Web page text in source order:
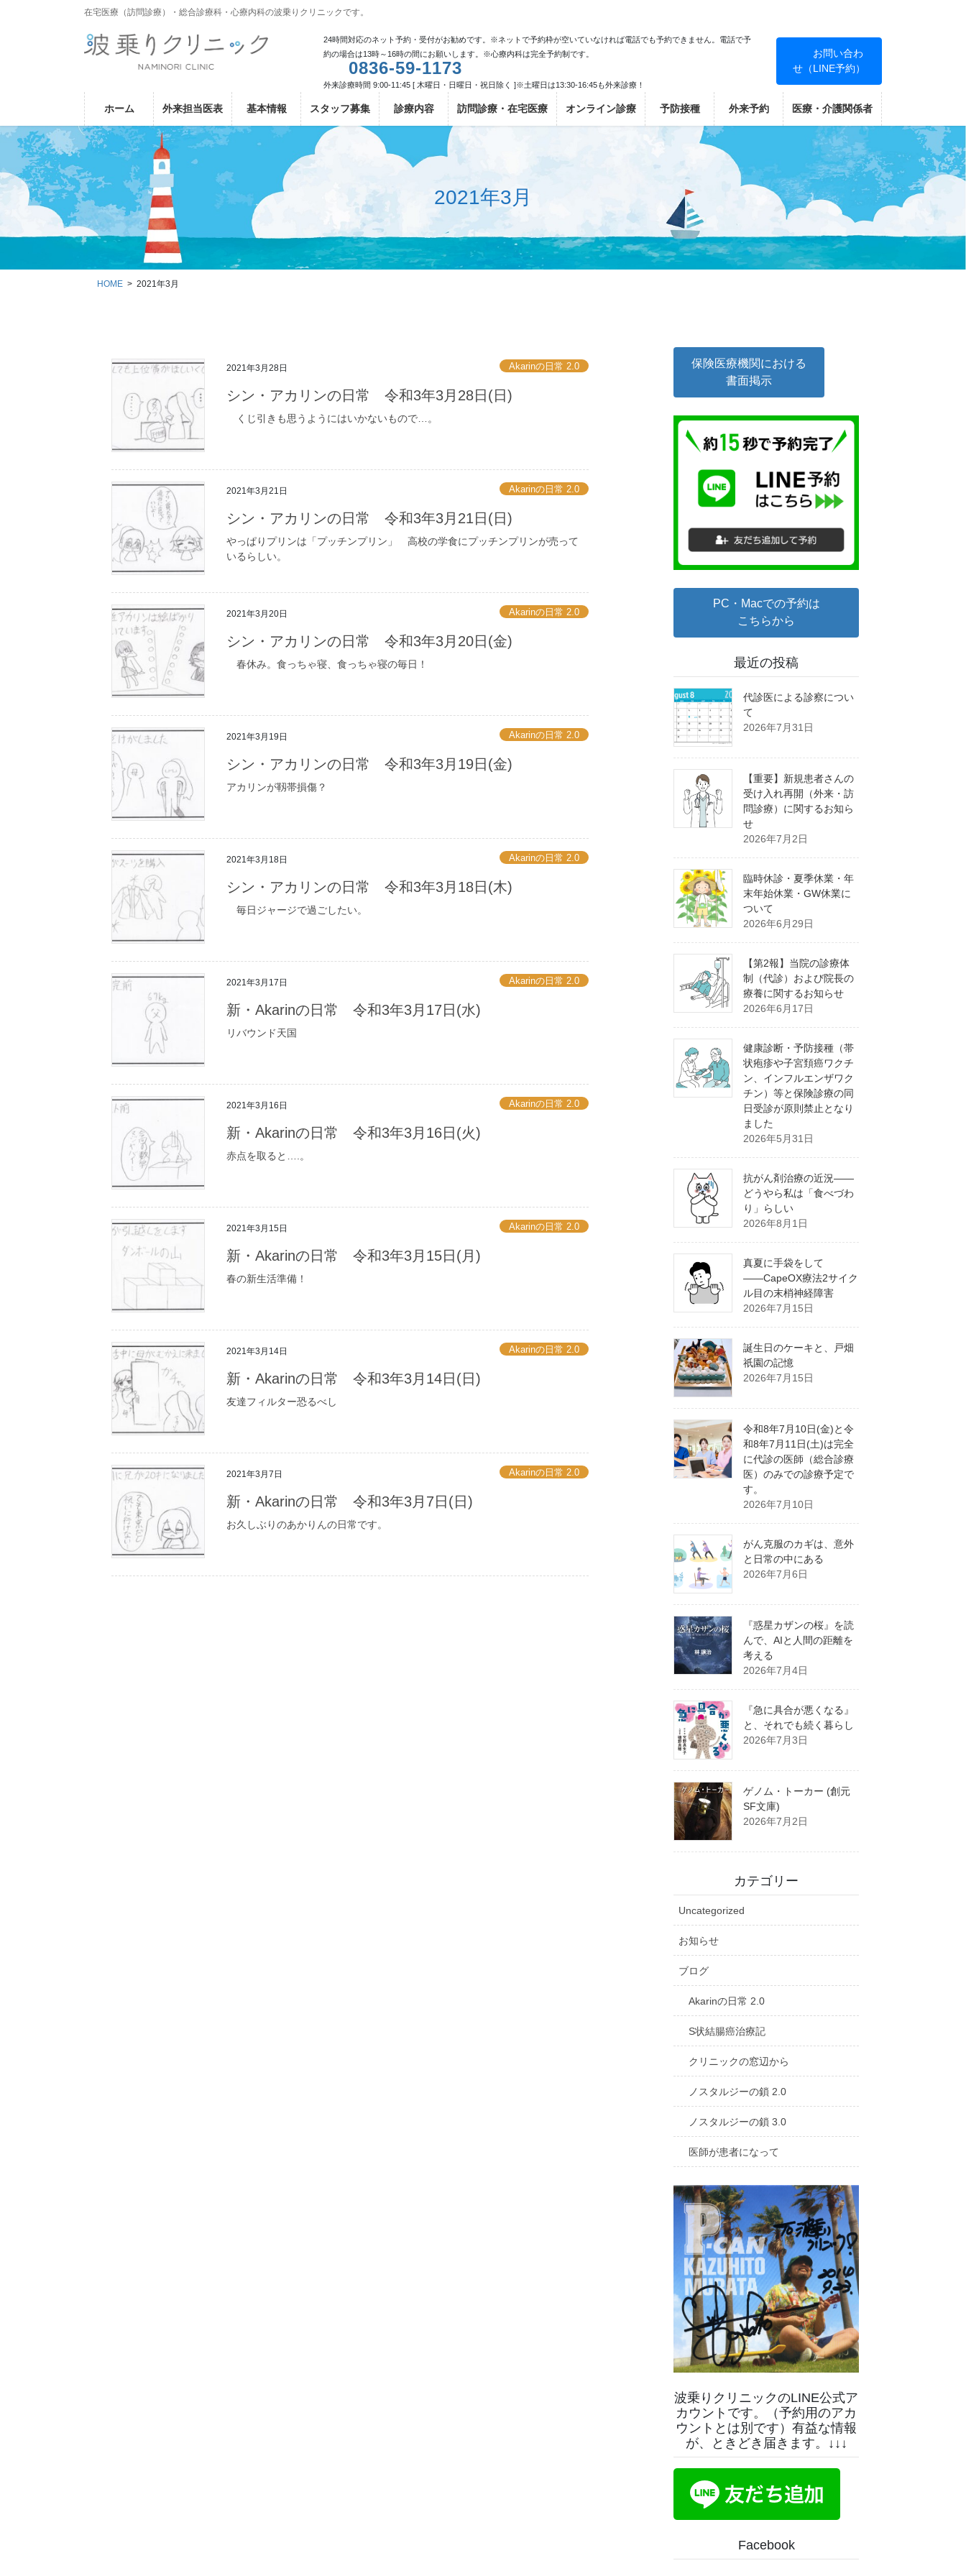
動
に
在宅医療（訪問診療）・総合診療科・心療内科の波乗りクリニックです。
24時間対応のネット予約・受付がお勧めです。※ネットで予約枠が空いていなければ電話でも予約できません。電話で予
約の場合は13時～16時の間にお願いします。※心療内科は完全予約制です。
0836-59-1173
外来診療時間 9:00-11:45 [ 木曜日・日曜日・祝日除く ]※土曜日は13:30-16:45も外来診療！
お問い合わ
せ（LINE予約）
ホーム 外来担当医表 基本情報 スタッフ募集 診療内容 訪問診療・在宅医療 オンライン診療 予防接種 外来予約 医療・介護関係者
2021年3月
HOME 2021年3月
2021年3月28日 Akarinの日常 2.0
シン・アカリンの日常 令和3年3月28日(日)
くじ引きも思うようにはいかないもので…。
2021年3月21日 Akarinの日常 2.0
シン・アカリンの日常 令和3年3月21日(日)
やっぱりプリンは「プッチンプリン」 高校の学食にプッチンプリンが売って
いるらしい。
2021年3月20日 Akarinの日常 2.0
シン・アカリンの日常 令和3年3月20日(金)
春休み。食っちゃ寝、食っちゃ寝の毎日！
2021年3月19日 Akarinの日常 2.0
シン・アカリンの日常 令和3年3月19日(金)
アカリンが靱帯損傷？
2021年3月18日 Akarinの日常 2.0
シン・アカリンの日常 令和3年3月18日(木)
毎日ジャージで過ごしたい。
2021年3月17日 Akarinの日常 2.0
新・Akarinの日常 令和3年3月17日(水)
リバウンド天国
2021年3月16日 Akarinの日常 2.0
新・Akarinの日常 令和3年3月16日(火)
赤点を取ると….。
2021年3月15日 Akarinの日常 2.0
新・Akarinの日常 令和3年3月15日(月)
春の新生活準備！
2021年3月14日 Akarinの日常 2.0
新・Akarinの日常 令和3年3月14日(日)
友達フィルター恐るべし
2021年3月7日 Akarinの日常 2.0
新・Akarinの日常 令和3年3月7日(日)
お久しぶりのあかりんの日常です。
保険医療機関における
書面掲示
PC・Macでの予約は
こちらから
最近の投稿
代診医による診察につい
て
2026年7月31日
【重要】新規患者さんの
受け入れ再開（外来・訪
問診療）に関するお知ら
せ
2026年7月2日
臨時休診・夏季休業・年
末年始休業・GW休業に
ついて
2026年6月29日
【第2報】当院の診療体
制（代診）および院長の
療養に関するお知らせ
2026年6月17日
健康診断・予防接種（帯
状疱疹や子宮頚癌ワクチ
ン、インフルエンザワク
チン）等と保険診療の同
日受診が原則禁止となり
ました
2026年5月31日
抗がん剤治療の近況――
どうやら私は「食べづわ
り」らしい
2026年8月1日
真夏に手袋をして
――CapeOX療法2サイク
ル目の末梢神経障害
2026年7月15日
誕生日のケーキと、戸畑
祇園の記憶
2026年7月15日
令和8年7月10日(金)と令
和8年7月11日(土)は完全
に代診の医師（総合診療
医）のみでの診療予定で
す。
2026年7月10日
がん克服のカギは、意外
と日常の中にある
2026年7月6日
『惑星カザンの桜』を読
んで、AIと人間の距離を
考える
2026年7月4日
『急に具合が悪くなる』
と、それでも続く暮らし
2026年7月3日
ゲノム・トーカー (創元
SF文庫)
2026年7月2日
カテゴリー
Uncategorized
お知らせ
ブログ
Akarinの日常 2.0
S状結腸癌治療記
クリニックの窓辺から
ノスタルジーの鎖 2.0
ノスタルジーの鎖 3.0
医師が患者になって
波乗りクリニックのLINE公式ア
カウントです。（予約用のアカ
ウントとは別です）有益な情報
が、ときどき届きます。↓↓↓
Facebook